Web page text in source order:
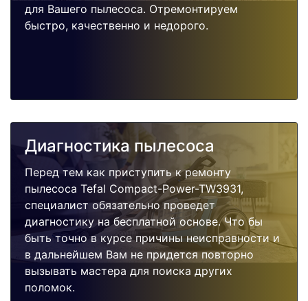
для Вашего пылесоса. Отремонтируем
быстро, качественно и недорого.
Диагностика пылесоса
Перед тем как приступить к ремонту
пылесоса Tefal Compact-Power-TW3931,
специалист обязательно проведет
диагностику на бесплатной основе. Что бы
быть точно в курсе причины неисправности и
в дальнейшем Вам не придется повторно
вызывать мастера для поиска других
поломок.